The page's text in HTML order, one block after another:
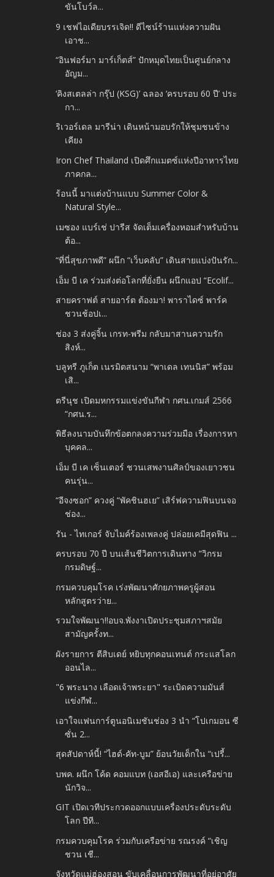
ขันโบว์ล...
9 เชฟไอเดียบรรเจิด!! ดีไซน์ร้านแห่งความฝัน
เอาช...
“อินฟอร์มา มาร์เก็ตส์” ปักหมุดไทยเป็นศูนย์กลาง
อัญม...
‘คิงสเตลล่า กรุ๊ป (KSG)’ ฉลอง ‘ครบรอบ 60 ปี’ ประ
กา...
ริเวอร์เดล มารีน่า เดินหน้ามอบรักให้ชุมชนข้าง
เคียง
Iron Chef Thailand เปิดศึกแมตซ์แห่งปีอาหารไทย
ภาคกล...
ร้อนนี้ มาแต่งบ้านแบบ Summer Color &
Natural Style...
เมซอง แบร์เช่ ปารีส จัดเต็มเครื่องหอมสำหรับบ้าน
ต้อ...
“ที่นี่สุขภาพดี” ผนึก “เว็บคลับ” เดินสายแบ่งปันรัก...
เอ็ม บี เค ร่วมส่งต่อโลกที่ยั่งยืน ผนึกแอป “Ecolif...
สายคราฟต์ สายอาร์ต ต้องมา! พาราไดซ์ พาร์ค
ชวนช้อปเ...
ช่อง 3 ส่งคู่จิ้น เกรท-พรีม กลับมาสานความรัก
สิงห์...
บลูทรี ภูเก็ต เนรมิตสนาม “พาเดล เทนนิส” พร้อม
เสิ...
ตรีนุช เปิดมหกรรมแข่งขันกีฬา กศน.เกมส์ 2566
“กศน.ร...
พิธีลงนามบันทึกข้อตกลงความร่วมมือ เรื่องการหา
บุคคล...
เอ็ม บี เค เซ็นเตอร์ ชวนเสพงานศิลป์ของเยาวชน
คนรุ่น...
“อีจงซอก” ควงคู่ “พัคชินฮเย” เสิร์ฟความฟินบนจอ
ช่อง...
รัน - ไทเกอร์ จับไมค์ร้องเพลงคู่ ปล่อยเคมีสุดฟิน ...
ครบรอบ 70 ปี บนเส้นชีวิตการเดินทาง “วิกรม
กรมดิษฐ์...
กรมควบคุมโรค เร่งพัฒนาศักยภาพครูผู้สอน
หลักสูตรว่าย...
รวมใจพัฒนา!!อบจ.พังงาเปิดประชุมสภาฯสมัย
สามัญครั้งท...
ผังรายการ ตีสิบเดย์ หยิบทุกคอนเทนต์ กระแสโลก
ออนไล...
"6 พระนาง เลือดเจ้าพระยา" ระเบิดความมันส์
แข่งกีฬ...
เอาใจแฟนการ์ตูนอนิเมชันช่อง 3 นำ “โปเกมอน ซี
ซั่น 2...
สุดสัปดาห์นี้! “ไฮด์-คัท-บูม” ย้อนวัยเด็กใน “เปรี้...
บพค. ผนึก โค้ด คอมแบท (เอสอีเอ) และเครือข่าย
นักวิจ...
GIT เปิดเวทีประกวดออกแบบเครื่องประดับระดับ
โลก ปีที...
กรมควบคุมโรค ร่วมกับเครือข่าย รณรงค์ “เชิญ
ชวน เชี...
จังหวัดแม่ฮ่องสอน ขับเคลื่อนการพัฒนาที่อยู่อาศัย